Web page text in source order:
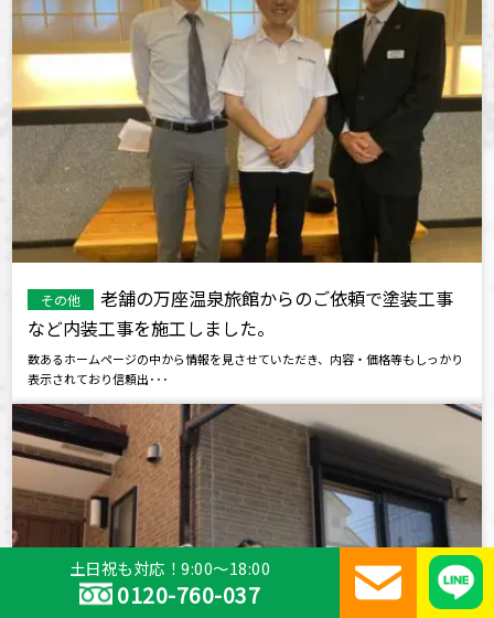
その他
老舗の万座温泉旅館からのご依頼で塗装工事
など内装工事を施工しました。
数あるホームページの中から情報を見させていただき、内容・価格等もしっかり
表示されており信頼出･･･
土日祝も対応！9:00～18:00
0120-760-037